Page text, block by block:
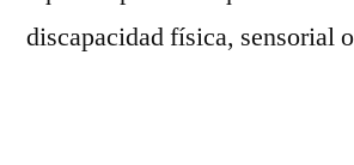
discapacidad física, sensorial